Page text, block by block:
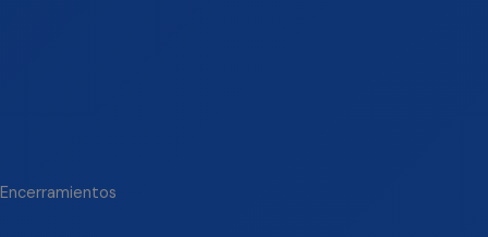
Encerramientos